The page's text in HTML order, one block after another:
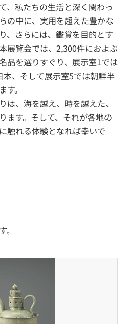
、私たちの生活と深く関わっ
の中に、実用を超えた豊かな
、さらには、鑑賞を目的とす
展覧会では、2,300件におよぶ
品を選りすぐり、展示室1では
、そして展示室5では朝鮮半
。
は、海を越え、時を越えた、
ます。そして、それが各地の
触れる体験となれば幸いで